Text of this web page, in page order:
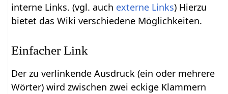
interne Links. (vgl. auch externe Links) Hierzu
bietet das Wiki verschiedene Möglichkeiten.
Einfacher Link
Der zu verlinkende Ausdruck (ein oder mehrere
Wörter) wird zwischen zwei eckige Klammern